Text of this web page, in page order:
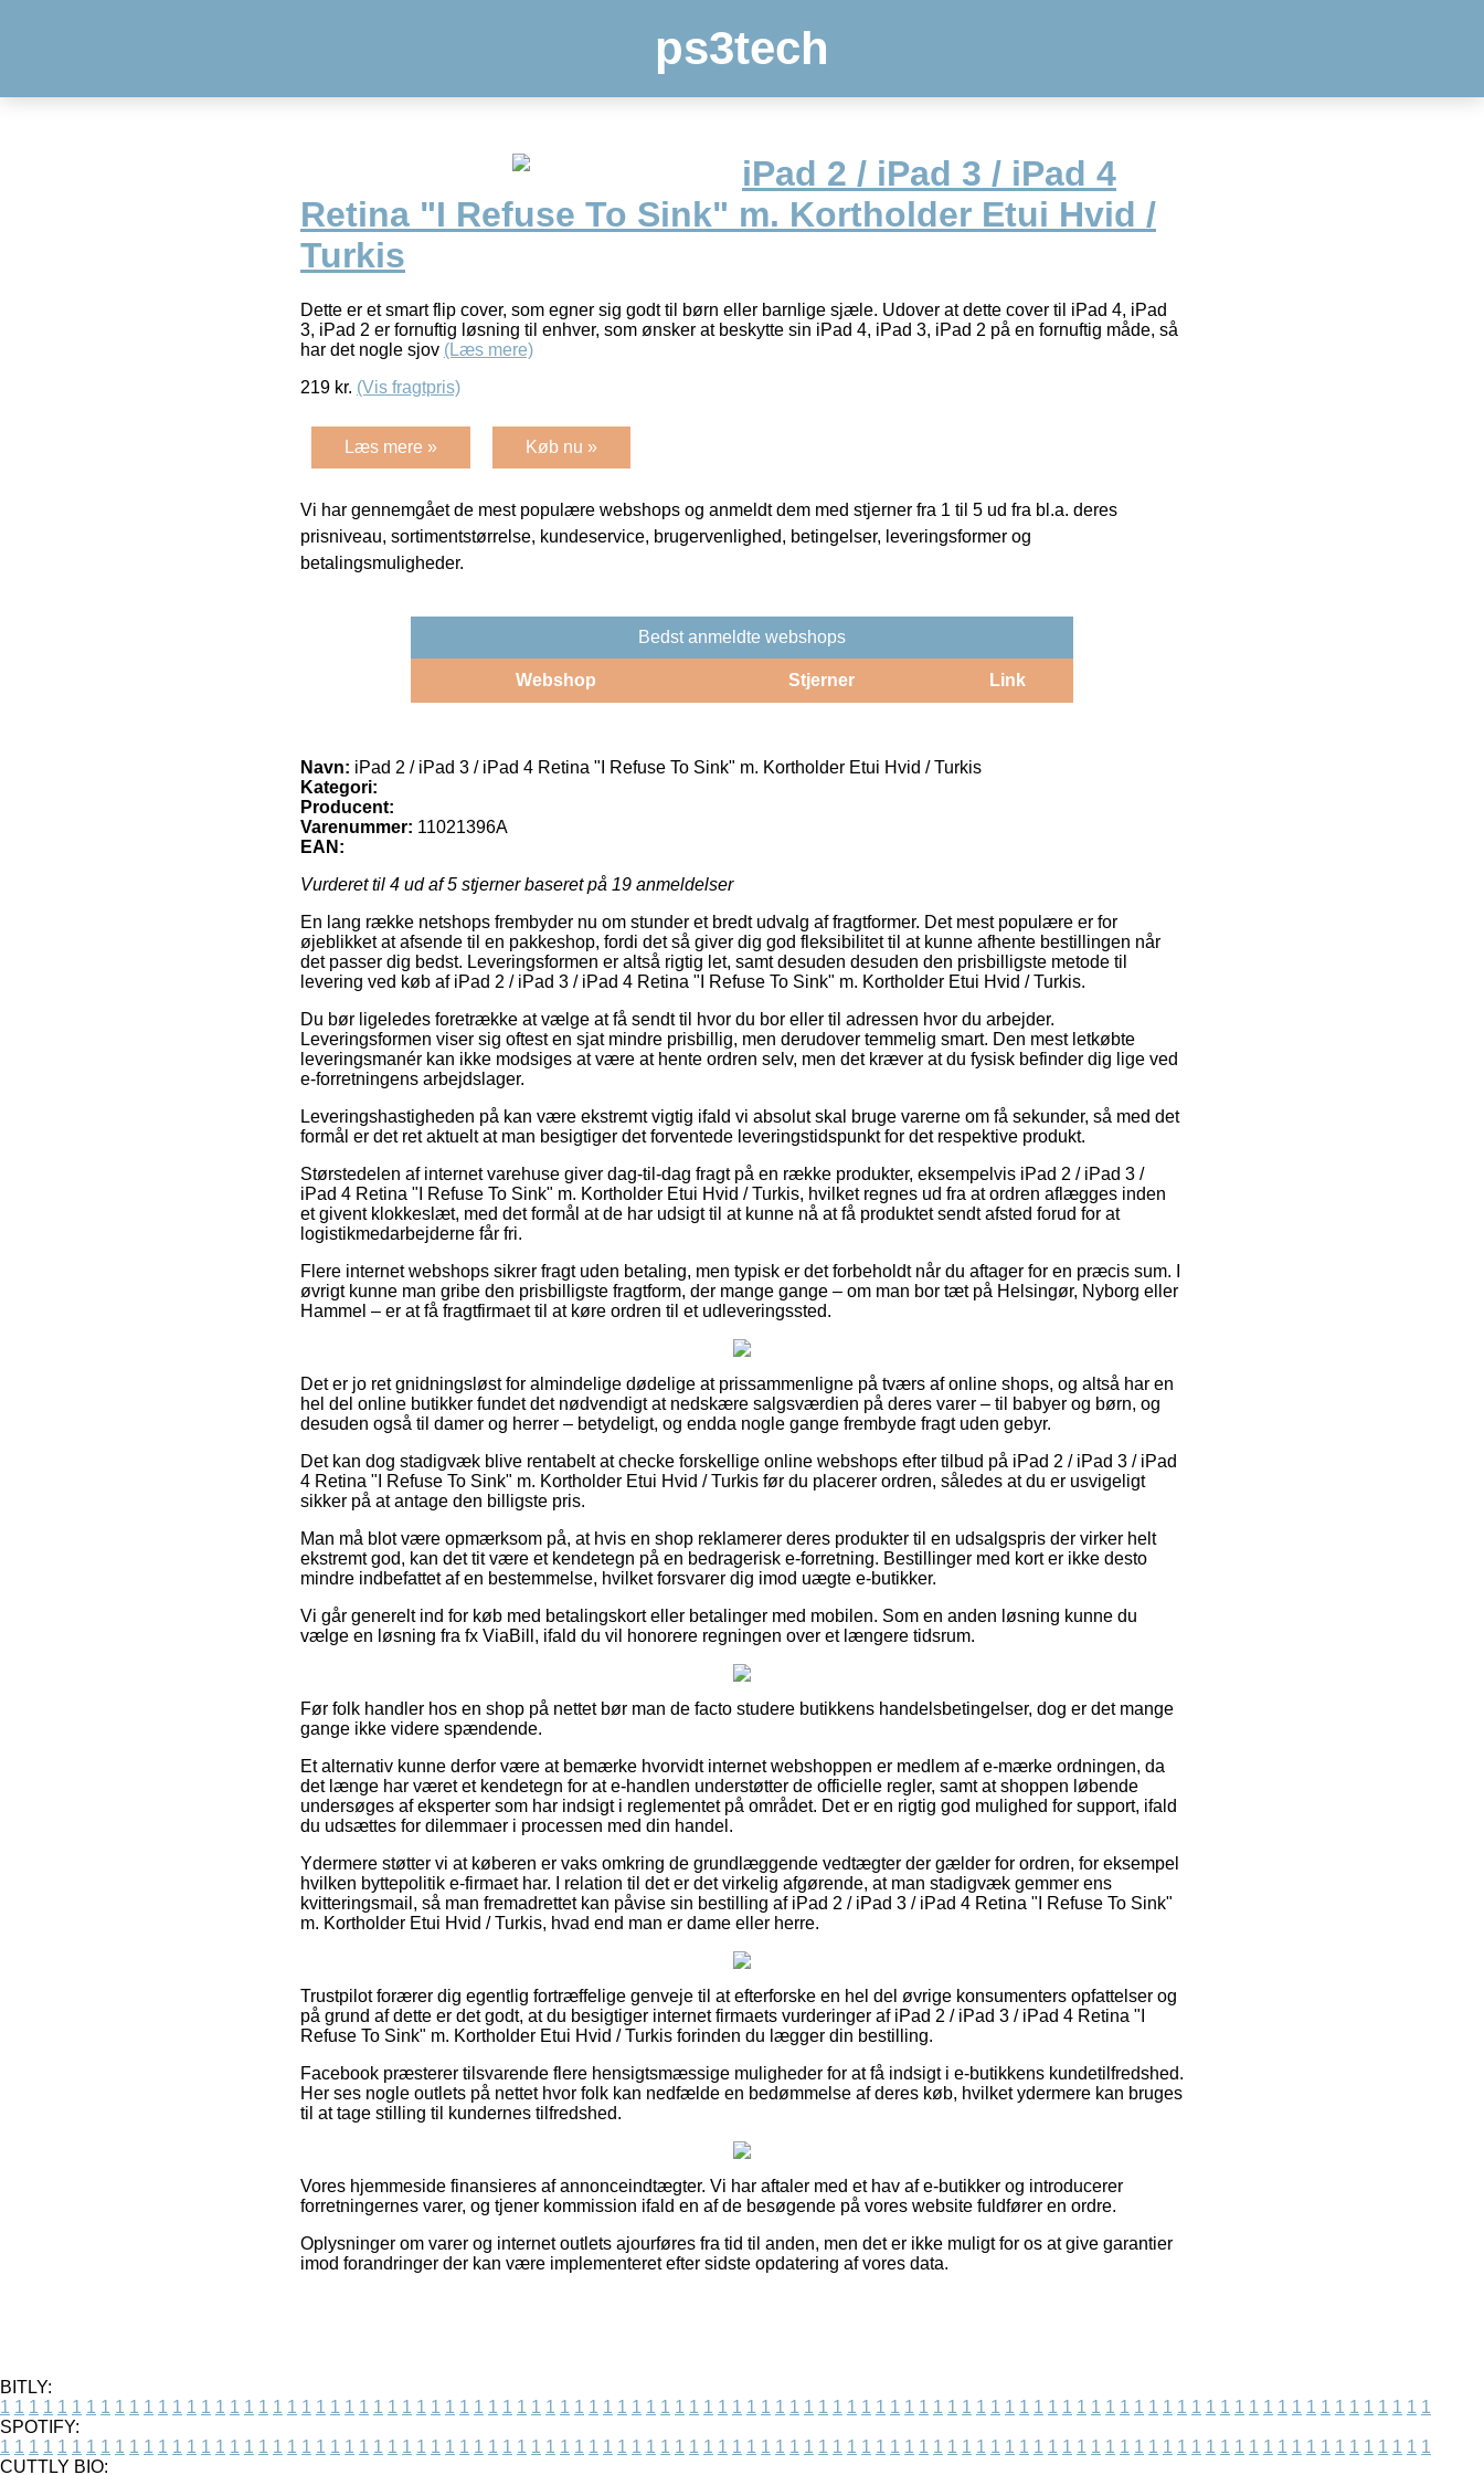
ps3tech
iPad 2 / iPad 3 / iPad 4
Retina "I Refuse To Sink" m. Kortholder Etui Hvid /
Turkis
Dette er et smart flip cover, som egner sig godt til børn eller barnlige sjæle. Udover at dette cover til iPad 4, iPad
3, iPad 2 er fornuftig løsning til enhver, som ønsker at beskytte sin iPad 4, iPad 3, iPad 2 på en fornuftig måde, så
har det nogle sjov (Læs mere)
219 kr. (Vis fragtpris)
Læs mere » Køb nu »
Vi har gennemgået de mest populære webshops og anmeldt dem med stjerner fra 1 til 5 ud fra bl.a. deres
prisniveau, sortimentstørrelse, kundeservice, brugervenlighed, betingelser, leveringsformer og
betalingsmuligheder.
Bedst anmeldte webshops
Webshop Stjerner Link
Navn: iPad 2 / iPad 3 / iPad 4 Retina "I Refuse To Sink" m. Kortholder Etui Hvid / Turkis
Kategori:
Producent:
Varenummer: 11021396A
EAN:
Vurderet til 4 ud af 5 stjerner baseret på 19 anmeldelser
En lang række netshops frembyder nu om stunder et bredt udvalg af fragtformer. Det mest populære er for
øjeblikket at afsende til en pakkeshop, fordi det så giver dig god fleksibilitet til at kunne afhente bestillingen når
det passer dig bedst. Leveringsformen er altså rigtig let, samt desuden desuden den prisbilligste metode til
levering ved køb af iPad 2 / iPad 3 / iPad 4 Retina "I Refuse To Sink" m. Kortholder Etui Hvid / Turkis.
Du bør ligeledes foretrække at vælge at få sendt til hvor du bor eller til adressen hvor du arbejder.
Leveringsformen viser sig oftest en sjat mindre prisbillig, men derudover temmelig smart. Den mest letkøbte
leveringsmanér kan ikke modsiges at være at hente ordren selv, men det kræver at du fysisk befinder dig lige ved
e-forretningens arbejdslager.
Leveringshastigheden på kan være ekstremt vigtig ifald vi absolut skal bruge varerne om få sekunder, så med det
formål er det ret aktuelt at man besigtiger det forventede leveringstidspunkt for det respektive produkt.
Størstedelen af internet varehuse giver dag-til-dag fragt på en række produkter, eksempelvis iPad 2 / iPad 3 /
iPad 4 Retina "I Refuse To Sink" m. Kortholder Etui Hvid / Turkis, hvilket regnes ud fra at ordren aflægges inden
et givent klokkeslæt, med det formål at de har udsigt til at kunne nå at få produktet sendt afsted forud for at
logistikmedarbejderne får fri.
Flere internet webshops sikrer fragt uden betaling, men typisk er det forbeholdt når du aftager for en præcis sum. I
øvrigt kunne man gribe den prisbilligste fragtform, der mange gange – om man bor tæt på Helsingør, Nyborg eller
Hammel – er at få fragtfirmaet til at køre ordren til et udleveringssted.
Det er jo ret gnidningsløst for almindelige dødelige at prissammenligne på tværs af online shops, og altså har en
hel del online butikker fundet det nødvendigt at nedskære salgsværdien på deres varer – til babyer og børn, og
desuden også til damer og herrer – betydeligt, og endda nogle gange frembyde fragt uden gebyr.
Det kan dog stadigvæk blive rentabelt at checke forskellige online webshops efter tilbud på iPad 2 / iPad 3 / iPad
4 Retina "I Refuse To Sink" m. Kortholder Etui Hvid / Turkis før du placerer ordren, således at du er usvigeligt
sikker på at antage den billigste pris.
Man må blot være opmærksom på, at hvis en shop reklamerer deres produkter til en udsalgspris der virker helt
ekstremt god, kan det tit være et kendetegn på en bedragerisk e-forretning. Bestillinger med kort er ikke desto
mindre indbefattet af en bestemmelse, hvilket forsvarer dig imod uægte e-butikker.
Vi går generelt ind for køb med betalingskort eller betalinger med mobilen. Som en anden løsning kunne du
vælge en løsning fra fx ViaBill, ifald du vil honorere regningen over et længere tidsrum.
Før folk handler hos en shop på nettet bør man de facto studere butikkens handelsbetingelser, dog er det mange
gange ikke videre spændende.
Et alternativ kunne derfor være at bemærke hvorvidt internet webshoppen er medlem af e-mærke ordningen, da
det længe har været et kendetegn for at e-handlen understøtter de officielle regler, samt at shoppen løbende
undersøges af eksperter som har indsigt i reglementet på området. Det er en rigtig god mulighed for support, ifald
du udsættes for dilemmaer i processen med din handel.
Ydermere støtter vi at køberen er vaks omkring de grundlæggende vedtægter der gælder for ordren, for eksempel
hvilken byttepolitik e-firmaet har. I relation til det er det virkelig afgørende, at man stadigvæk gemmer ens
kvitteringsmail, så man fremadrettet kan påvise sin bestilling af iPad 2 / iPad 3 / iPad 4 Retina "I Refuse To Sink"
m. Kortholder Etui Hvid / Turkis, hvad end man er dame eller herre.
Trustpilot forærer dig egentlig fortræffelige genveje til at efterforske en hel del øvrige konsumenters opfattelser og
på grund af dette er det godt, at du besigtiger internet firmaets vurderinger af iPad 2 / iPad 3 / iPad 4 Retina "I
Refuse To Sink" m. Kortholder Etui Hvid / Turkis forinden du lægger din bestilling.
Facebook præsterer tilsvarende flere hensigtsmæssige muligheder for at få indsigt i e-butikkens kundetilfredshed.
Her ses nogle outlets på nettet hvor folk kan nedfælde en bedømmelse af deres køb, hvilket ydermere kan bruges
til at tage stilling til kundernes tilfredshed.
Vores hjemmeside finansieres af annonceindtægter. Vi har aftaler med et hav af e-butikker og introducerer
forretningernes varer, og tjener kommission ifald en af de besøgende på vores website fuldfører en ordre.
Oplysninger om varer og internet outlets ajourføres fra tid til anden, men det er ikke muligt for os at give garantier
imod forandringer der kan være implementeret efter sidste opdatering af vores data.
BITLY:
1 1 1 1 1 1 1 1 1 1 1 1 1 1 1 1 1 1 1 1 1 1 1 1 1 1 1 1 1 1 1 1 1 1 1 1 1 1 1 1 1 1 1 1 1 1 1 1 1 1 1 1 1 1 1 1 1 1 1 1 1 1 1 1 1 1 1 1 1 1 1 1 1 1 1 1 1 1 1 1 1 1 1 1 1 1 1 1 1 1 1 1 1 1 1 1 1 1 1 1
SPOTIFY:
1 1 1 1 1 1 1 1 1 1 1 1 1 1 1 1 1 1 1 1 1 1 1 1 1 1 1 1 1 1 1 1 1 1 1 1 1 1 1 1 1 1 1 1 1 1 1 1 1 1 1 1 1 1 1 1 1 1 1 1 1 1 1 1 1 1 1 1 1 1 1 1 1 1 1 1 1 1 1 1 1 1 1 1 1 1 1 1 1 1 1 1 1 1 1 1 1 1 1 1
CUTTLY BIO: